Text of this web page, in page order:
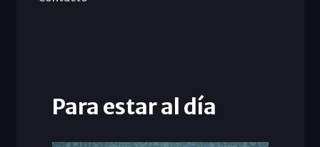
Para estar al día